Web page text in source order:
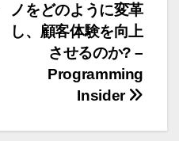
ノをどのように変革
し、顧客体験を向上
させるのか? –
Programming
Insider